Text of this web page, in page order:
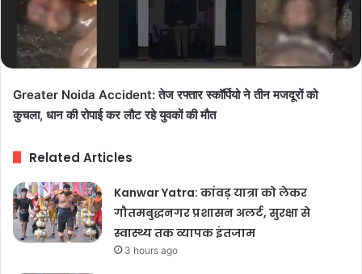
Greater Noida Accident: तेज रफ्तार स्कॉर्पियो ने तीन मजदूरों को
कुचला, धान की रोपाई कर लौट रहे युवकों की मौत
Related Articles
Kanwar Yatra: कांवड़ यात्रा को लेकर
गौतमबुद्धनगर प्रशासन अलर्ट, सुरक्षा से
स्वास्थ्य तक व्यापक इंतजाम
3 hours ago